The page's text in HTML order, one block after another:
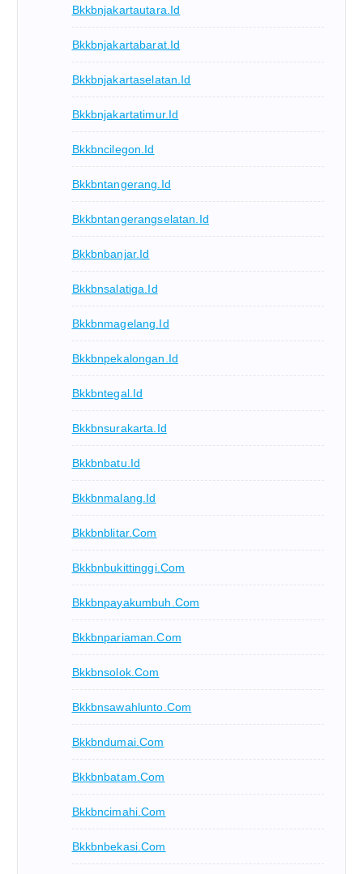
Bkkbnjakartautara.id
Bkkbnjakartabarat.id
Bkkbnjakartaselatan.id
Bkkbnjakartatimur.id
Bkkbncilegon.id
Bkkbntangerang.id
Bkkbntangerangselatan.id
Bkkbnbanjar.id
Bkkbnsalatiga.id
Bkkbnmagelang.id
Bkkbnpekalongan.id
Bkkbntegal.id
Bkkbnsurakarta.id
Bkkbnbatu.id
Bkkbnmalang.id
Bkkbnblitar.com
Bkkbnbukittinggi.com
Bkkbnpayakumbuh.com
Bkkbnpariaman.com
Bkkbnsolok.com
Bkkbnsawahlunto.com
Bkkbndumai.com
Bkkbnbatam.com
Bkkbncimahi.com
Bkkbnbekasi.com